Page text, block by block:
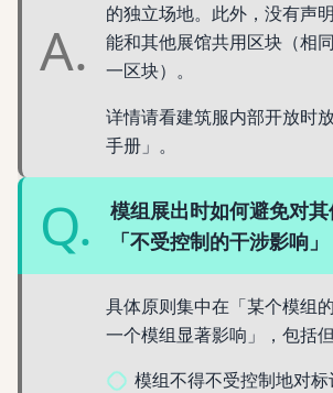
A.
的独立场地。此外，没有声
能和其他展馆共用区块（相
一区块）。
详情请看建筑服内部开放时
手册」。
Q.
模组展出时如何避免对
「不受控制的干涉影响」
具体原则集中在「某个模组
一个模组显著影响」，包括
模组不得不受控制地对标